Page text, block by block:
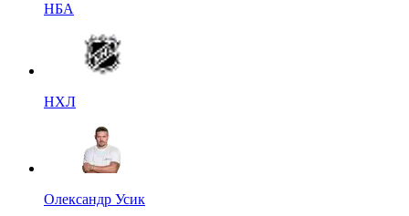
НБА
НХЛ
Олександр Усик